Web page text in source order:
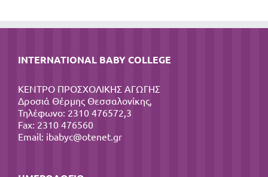
INTERNATIONAL BABY COLLEGE
ΚΕΝΤΡΟ ΠΡΟΣΧΟΛΙΚΗΣ ΑΓΩΓΗΣ
Δροσιά Θέρμης Θεσσαλονίκης,
Τηλέφωνο: 2310 476572,3
Fax: 2310 476560
Email: ibabyc@otenet.gr